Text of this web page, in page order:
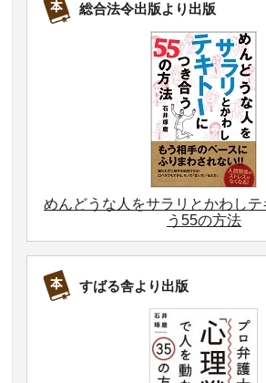
総合法令出版より出版
めんどうな人をサラリとかわし
う55の方法
すばる舎より出版